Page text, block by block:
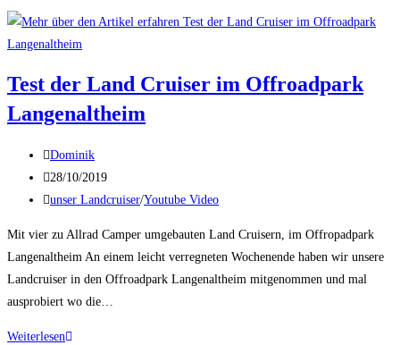
Test der Land Cruiser im Offroadpark
Langenaltheim
Dominik
28/10/2019
unser Landcruiser/Youtube Video
Mit vier zu Allrad Camper umgebauten Land Cruisern, im Offropadpark
Langenaltheim An einem leicht verregneten Wochenende haben wir unsere
Landcruiser in den Offroadpark Langenaltheim mitgenommen und mal
ausprobiert wo die…
Weiterlesen